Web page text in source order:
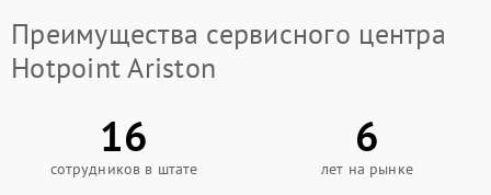
Преимущества сервисного центра
Hotpoint Ariston
16
сотрудников в штате
6
лет на рынке